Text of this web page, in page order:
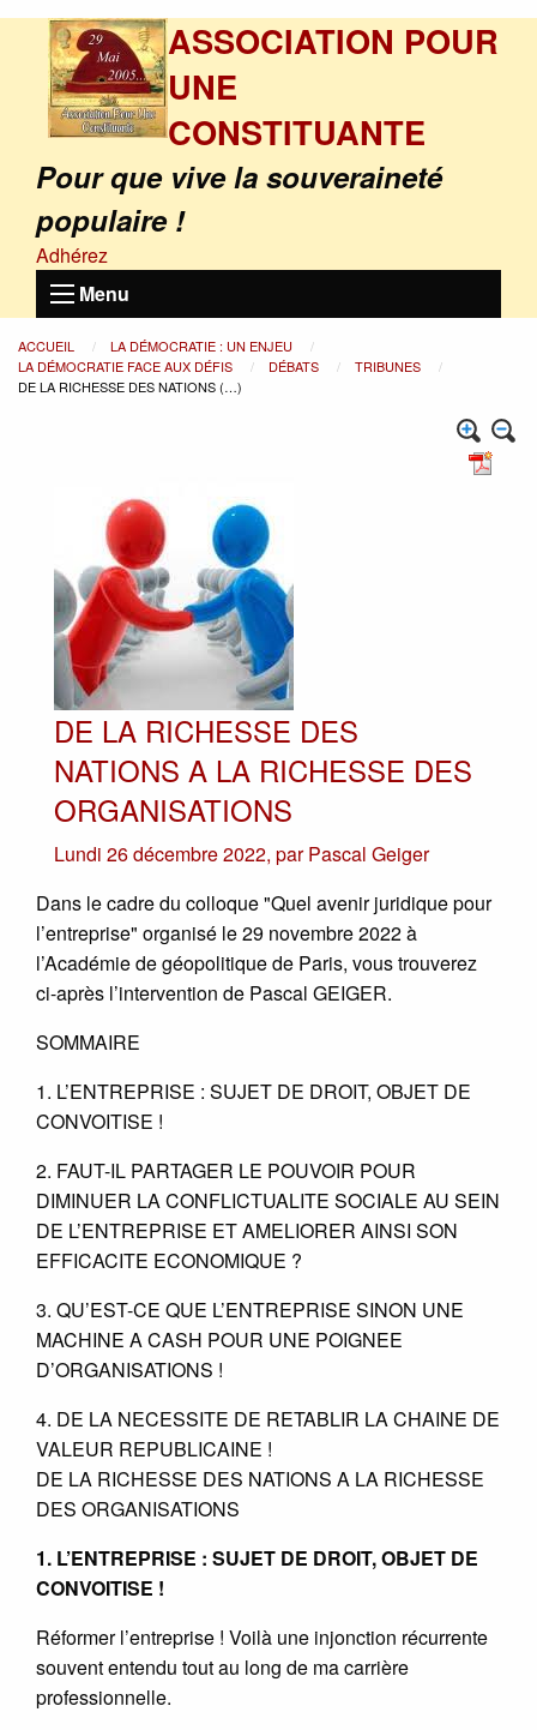
ASSOCIATION POUR
UNE
CONSTITUANTE
Pour que vive la souveraineté
populaire !
Adhérez
Menu
ACCUEIL
LA DÉMOCRATIE : UN ENJEU
LA DÉMOCRATIE FACE AUX DÉFIS
DÉBATS
TRIBUNES
DE LA RICHESSE DES NATIONS (…)
DE LA RICHESSE DES
NATIONS A LA RICHESSE DES
ORGANISATIONS
Lundi 26 décembre 2022, parPascal Geiger
Dans le cadre du colloque "Quel avenir juridique pour
l’entreprise" organisé le 29 novembre 2022 à
l’Académie de géopolitique de Paris, vous trouverez
ci-après l’intervention de Pascal GEIGER.
SOMMAIRE
1. L’ENTREPRISE : SUJET DE DROIT, OBJET DE
CONVOITISE !
2. FAUT-IL PARTAGER LE POUVOIR POUR
DIMINUER LA CONFLICTUALITE SOCIALE AU SEIN
DE L’ENTREPRISE ET AMELIORER AINSI SON
EFFICACITE ECONOMIQUE ?
3. QU’EST-CE QUE L’ENTREPRISE SINON UNE
MACHINE A CASH POUR UNE POIGNEE
D’ORGANISATIONS !
4. DE LA NECESSITE DE RETABLIR LA CHAINE DE
VALEUR REPUBLICAINE !
DE LA RICHESSE DES NATIONS A LA RICHESSE
DES ORGANISATIONS
1. L’ENTREPRISE : SUJET DE DROIT, OBJET DE
CONVOITISE !
Réformer l’entreprise ! Voilà une injonction récurrente
souvent entendu tout au long de ma carrière
professionnelle.